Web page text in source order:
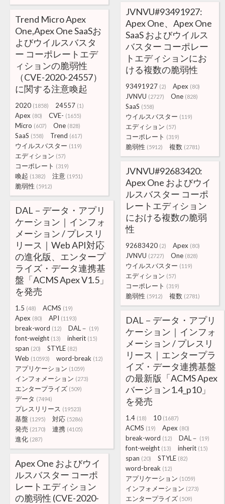
JVNVU#93491927:
Apex One、Apex One
SaaS およびウイルス
バスター コーポレー
トエディションにお
ける複数の脆弱性
93491927 (2) Apex (80)
JVNVU (2727) One (828)
SaaS (558)
ウイルスバスター (119)
エディション (57)
コーポレート (319)
脆弱性 (5912) 複数 (2781)
Trend Micro Apex
One,Apex One SaaSお
よびウイルスバスタ
ー コーポレートエデ
ィションの脆弱性
（CVE-2020-24557）
に関する注意喚起
2020 (1858) 24557 (1)
Apex (80) CVE- (1655)
Micro (607) One (828)
SaaS (558) Trend (617)
ウイルスバスター (119)
エディション (57)
コーポレート (319)
喚起 (1382) 注意 (1951)
脆弱性 (5912)
JVNVU#92683420:
Apex One およびウイ
ルスバスター コーポ
レートエディション
における複数の脆弱
性
92683420 (2) Apex (80)
JVNVU (2727) One (828)
ウイルスバスター (119)
エディション (57)
コーポレート (319)
脆弱性 (5912) 複数 (2781)
DAL－データ・アプリ
ケーション｜インフォ
メーション / プレスリ
リース｜Web API対応
の進化版、エンタープ
ライズ・データ連携基
盤「ACMS Apex V1.5」
を発売
1.5 (48) ACMS (19)
Apex (80) API (1193)
break-word (12) DAL－ (19)
font-weight (13) inherit (15)
span (20) STYLE (82)
Web (10593) word-break (12)
アプリケーション (1059)
インフォメーション (273)
エンタープライズ (509)
データ (7494)
プレスリリース (19523)
基盤 (1295) 対応 (5286)
発売 (2170) 連携 (4105)
進化 (287)
DAL－データ・アプリ
ケーション｜インフォ
メーション / プレスリ
リース｜エンタープラ
イズ・データ連携基盤
の最新版「ACMS Apex
バージョン1.4_p10」
を発売
1.4 (18) 10 (1687)
ACMS (19) Apex (80)
break-word (12) DAL－ (19)
font-weight (13) inherit (15)
span (20) STYLE (82)
word-break (12)
アプリケーション (1059)
インフォメーション (273)
エンタープライズ (509)
Apex One およびウイ
ルスバスター コーポ
レートエディション
の脆弱性 (CVE-2020-